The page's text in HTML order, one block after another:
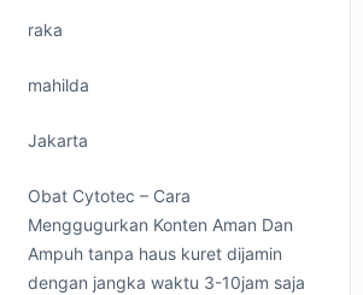
raka
mahilda
Jakarta
Obat Cytotec – Cara
Menggugurkan Konten Aman Dan
Ampuh tanpa haus kuret dijamin
dengan jangka waktu 3-10jam saja